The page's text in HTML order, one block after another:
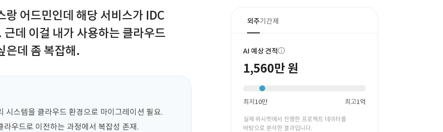
개발 회사 있어?
바로가기
어드민인데 해당 서비스가 IDC
데 이걸 내가 사용하는 클라우드
은데 좀 복잡해.
스템을 클라우드 환경으로 마이그레이션 필요.
우드로 이전하는 과정에서 복잡성 존재.
외주기간제
AI 예상 견적
1,560만 원
최저10만 최고1억
실제 위시켓에서 진행한 프로젝트 데이터를
바탕으로 분석한 결과입니다.